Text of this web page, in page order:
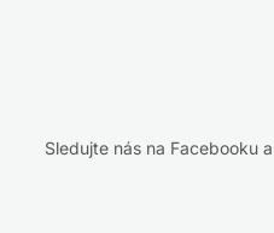
Sledujte nás na Facebooku